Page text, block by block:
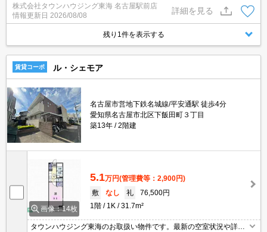
株式会社タウンハウジング東海 名古屋駅前店
情報更新日 2026/08/08
詳細を見る
残り1件を表示する
賃貸コーポ ル・シェモア
名古屋市営地下鉄名城線/平安通駅 徒歩4分
愛知県名古屋市北区下飯田町３丁目
築13年
2階建
画像：14枚
5.1万円(管理費等：2,900円)
敷
なし 礼
76,500円
1階
1K 31.7m²
タウンハウジング東海のお取扱い物件です。最新の空室状況や詳細